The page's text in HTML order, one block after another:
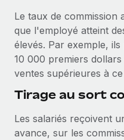
dans le monde entier
Création d’entité
Établissez des entités
conformité
Mobilité et
Organisez facilement
Taxes
BLOG
Mises à jour des
Intégrations Gusto
Le taux de commission
que l'employé atteint
élevés. Par exemple,
10 000 premiers
ventes supérieures à
Tirage au sort
Les salariés reçoivent
avance, sur les